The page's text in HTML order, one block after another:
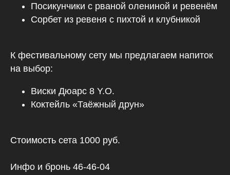
Посикунчики с рваной олениной и ревенём
Сорбет из ревеня с пихтой и клубникой
К фестивальному сету мы предлагаем напиток
на выбор:
Виски Дюарс 8 Y.O.
Коктейль «Таёжный друн»
Стоимость сета 1000 руб.
Инфо и бронь 46-46-04